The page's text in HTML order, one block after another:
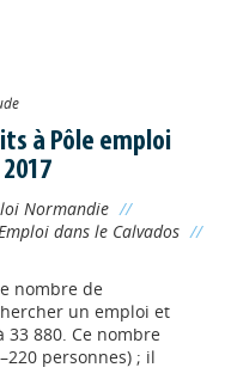
à Pôle emploi
Normandie //
dans le Calvados //
nombre de
un emploi et
33 880. Ce nombre
personnes) ; il